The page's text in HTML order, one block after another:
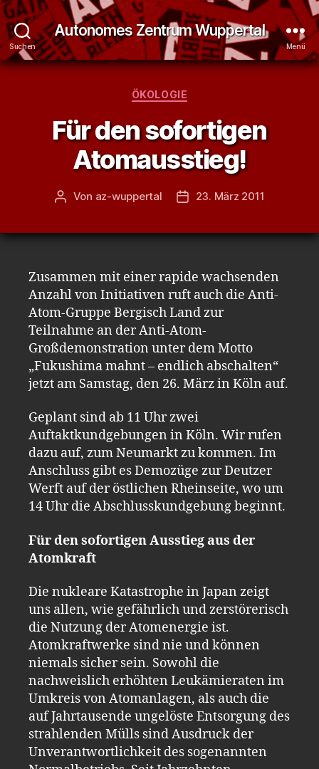
Suchen
Autonomes Zentrum Wuppertal
Menü
Kategorien
ÖKOLOGIE
Für den sofortigen
Atomausstieg!
Beitragsautor
Von az-wuppertal Veröffentlichungsdatum
23. März 2011
Zusammen mit einer rapide wachsenden
Anzahl von Initiativen ruft auch die Anti-
Atom-Gruppe Bergisch Land zur
Teilnahme an der Anti-Atom-
Großdemonstration unter dem Motto
„Fukushima mahnt – endlich abschalten“
jetzt am Samstag, den 26. März in Köln auf.
Geplant sind ab 11 Uhr zwei
Auftaktkundgebungen in Köln. Wir rufen
dazu auf, zum Neumarkt zu kommen. Im
Anschluss gibt es Demozüge zur Deutzer
Werft auf der östlichen Rheinseite, wo um
14 Uhr die Abschlusskundgebung beginnt.
Für den sofortigen Ausstieg aus der
Atomkraft
Die nukleare Katastrophe in Japan zeigt
uns allen, wie gefährlich und zerstörerisch
die Nutzung der Atomenergie ist.
Atomkraftwerke sind nie und können
niemals sicher sein. Sowohl die
nachweislich erhöhten Leukämieraten im
Umkreis von Atomanlagen, als auch die
auf Jahrtausende ungelöste Entsorgung des
strahlenden Mülls sind Ausdruck der
Unverantwortlichkeit des sogenannten